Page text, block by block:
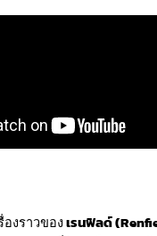
องราวของเรนฟิลด์